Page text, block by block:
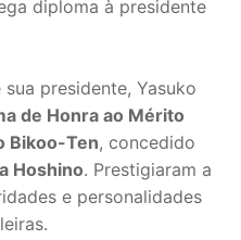
diploma à presidente
presidente, Yasuko
de Honra ao Mérito
Bikoo-Ten, concedido
Hoshino. Prestigiaram a
e personalidades